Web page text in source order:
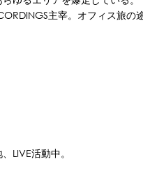
主宰。オフィス旅の
LIVE活動中。